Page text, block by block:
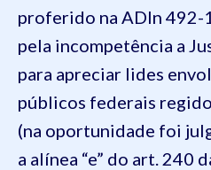
proferido na ADIn 492-
pela incompetência a
para apreciar lides
públicos federais
(na oportunidade foi
a alínea “e” do art. 240